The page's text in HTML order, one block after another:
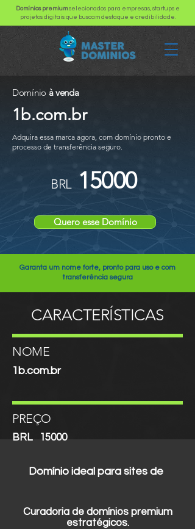
Domínios premiumselecionados para empresas, startups e
projetos digitais que buscam destaque e credibilidade.
Domínio à venda
1b.com.br
Adquira essa marca agora, com domínio pronto e
processo de transferência seguro.
BRL 15000
Quero esse Domínio
Garanta um nome forte, pronto para uso e com
transferência segura
CARACTERÍSTICAS
NOME
1b.com.br
PREÇO
BRL 15000
Domínio ideal para sites de
Curadoria de domínios premium
estratégicos.